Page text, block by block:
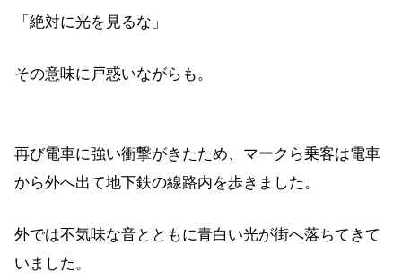
「絶対に光を見るな」
その意味に戸惑いながらも。
再び電車に強い衝撃がきたため、マークら乗客は電車
から外へ出て地下鉄の線路内を歩きました。
外では不気味な音とともに青白い光が街へ落ちてきて
いました。